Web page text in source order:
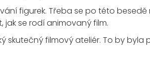
figurek. Třeba se po této
se rodí animovaný film.
skutečný filmový ateliér. To by byla